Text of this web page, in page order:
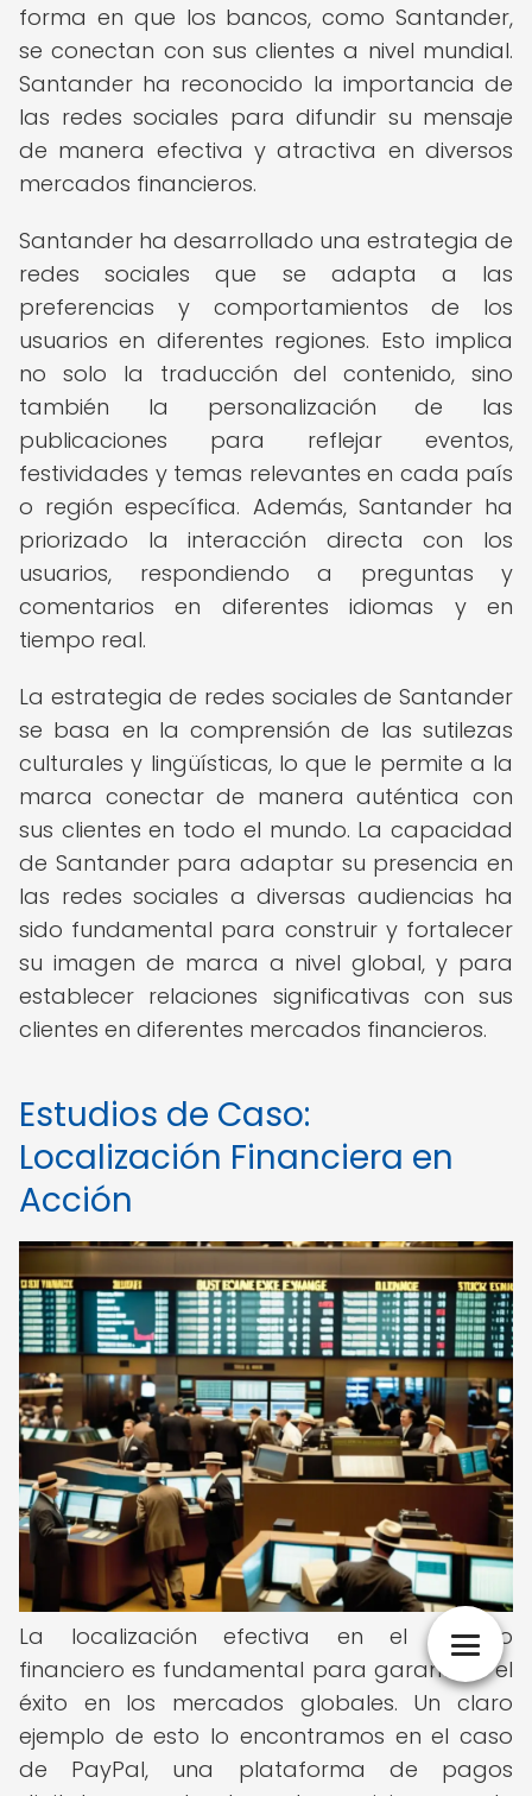
forma en que los bancos, como Santander,
se conectan con sus clientes a nivel mundial.
Santander ha reconocido la importancia de
las redes sociales para difundir su mensaje
de manera efectiva y atractiva en diversos
mercados financieros.
Santander ha desarrollado una estrategia de
redes sociales que se adapta a las
preferencias y comportamientos de los
usuarios en diferentes regiones. Esto implica
no solo la traducción del contenido, sino
también la personalización de las
publicaciones para reflejar eventos,
festividades y temas relevantes en cada país
o región específica. Además, Santander ha
priorizado la interacción directa con los
usuarios, respondiendo a preguntas y
comentarios en diferentes idiomas y en
tiempo real.
La estrategia de redes sociales de Santander
se basa en la comprensión de las sutilezas
culturales y lingüísticas, lo que le permite a la
marca conectar de manera auténtica con
sus clientes en todo el mundo. La capacidad
de Santander para adaptar su presencia en
las redes sociales a diversas audiencias ha
sido fundamental para construir y fortalecer
su imagen de marca a nivel global, y para
establecer relaciones significativas con sus
clientes en diferentes mercados financieros.
Estudios de Caso:
Localización Financiera en
Acción
La localización efectiva en el ámbito
financiero es fundamental para garantizar el
éxito en los mercados globales. Un claro
ejemplo de esto lo encontramos en el caso
de PayPal, una plataforma de pagos